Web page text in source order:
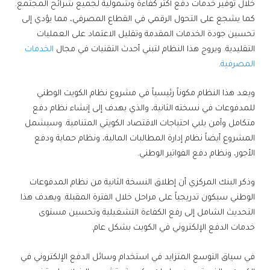
خلال توفير خدمات دفع أكثر كفاءة وشمولية لجميع شرائح المجتمع.
كما يشجع على التحول الرقمي في القطاع المصرفي، مما يؤدي إلى
تحسين جودة الخدمات المقدمة وتقليل الاعتماد على العمليات
التقليدية. ويروج هذا النظام لتبني أحدث التقنيات في مجال الخدمات
المصرفية.
ويعد هذا النظام مكوناً رئيسياً في مشروع نظام الكويت الوطني
للمدفوعات في نسخته الثانية، والذي يهدف إلى إنشاء نظام دفع
متكامل وآمن يلبي احتياجات الاقتصاد الكويتي المتنامية. وسيشمل
المشروع أيضاً نظام إدارة المطالبات المالية، ونظام حماية ودفع
الأجور، ونظام دفع الفواتير الوطني.
وذكر البنك المركزي أن إطلاق النسخة الثانية من نظام المدفوعات
الوطني سيكون تدريجياً على مراحل خلال الفترة المقبلة. ويهدف هذا
التحديث الشامل إلى رفع الكفاءة التشغيلية وتحسين مستوى
خدمات الدفع الإلكتروني في الكويت بشكل عام.
في سياق التوسع المتزايد في استخدام وسائل الدفع الإلكتروني في